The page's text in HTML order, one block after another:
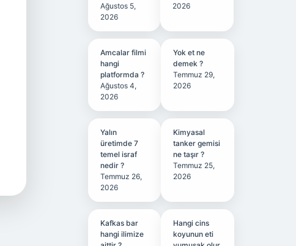
Ağustos 5,
2026
2026
Amcalar filmi
hangi
platformda ?
Ağustos 4,
2026
Yok et ne
demek ?
Temmuz 29,
2026
Yalın
üretimde 7
temel israf
nedir ?
Temmuz 26,
2026
Kimyasal
tanker gemisi
ne taşır ?
Temmuz 25,
2026
Kafkas bar
hangi ilimize
Hangi cins
koyunun eti